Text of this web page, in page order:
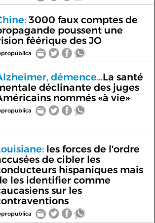
3000 faux comptes de
poussent une
féérique des JO
démence...La santé
déclinante des juges
nommés «à vie»
les forces de l'ordre
de cibler les
hispaniques mais
les identifier comme
sur les